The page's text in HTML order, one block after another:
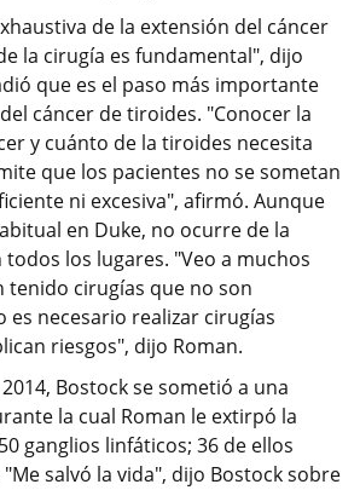
de la extensión del cáncer
la cirugía es fundamental", dijo
que es el paso más importante
cáncer de tiroides. "Conocer la
y cuánto de la tiroides necesita
que los pacientes no se sometan
ni excesiva", afirmó. Aunque
en Duke, no ocurre de la
los lugares. "Veo a muchos
tenido cirugías que no son
es necesario realizar cirugías
riesgos", dijo Roman.
Bostock se sometió a una
la cual Roman le extirpó la
ganglios linfáticos; 36 de ellos
salvó la vida", dijo Bostock sobre